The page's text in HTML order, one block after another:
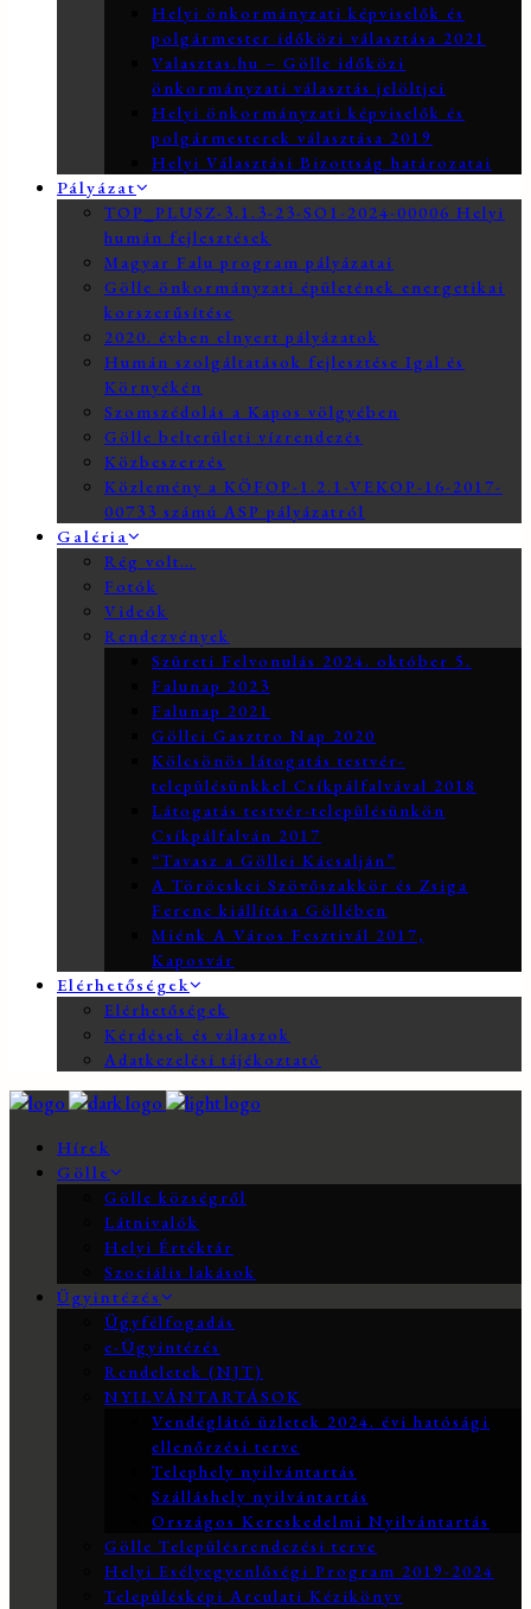
Helyi önkormányzati képviselők és
polgármester időközi választása 2021
Valasztas.hu – Gölle időközi
önkormányzati választás jelöltjei
Helyi önkormányzati képviselők és
polgármesterek választása 2019
Helyi Választási Bizottság határozatai
Pályázat
TOP_PLUSZ-3.1.3-23-SO1-2024-00006 Helyi
humán fejlesztések
Magyar Falu program pályázatai
Gölle önkormányzati épületének energetikai
korszerűsítése
2020. évben elnyert pályázatok
Humán szolgáltatások fejlesztése Igal és
Környékén
Szomszédolás a Kapos völgyében
Gölle belterületi vízrendezés
Közbeszerzés
Közlemény a KÖFOP-1.2.1-VEKOP-16-2017-
00733 számú ASP pályázatról
Galéria
Rég volt…
Fotók
Videók
Rendezvények
Szüreti Felvonulás 2024. október 5.
Falunap 2023
Falunap 2021
Göllei Gasztro Nap 2020
Kölcsönös látogatás testvér-
településünkkel Csíkpálfalvával 2018
Látogatás testvér-településünkön
Csíkpálfalván 2017
“Tavasz a Göllei Kácsalján”
A Töröcskei Szövőszakkör és Zsiga
Ferenc kiállítása Göllében
Miénk A Város Fesztivál 2017,
Kaposvár
Elérhetőségek
Elérhetőségek
Kérdések és válaszok
Adatkezelési tájékoztató
Hírek
Gölle
Gölle községről
Látnivalók
Helyi Értéktár
Szociális lakások
Ügyintézés
Ügyfélfogadás
e-Ügyintézés
Rendeletek (NJT)
NYILVÁNTARTÁSOK
Vendéglátó üzletek 2024. évi hatósági
ellenőrzési terve
Telephely nyilvántartás
Szálláshely nyilvántartás
Országos Kereskedelmi Nyilvántartás
Gölle Településrendezési terve
Helyi Esélyegyenlőségi Program 2019-2024
Településképi Arculati Kézikönyv